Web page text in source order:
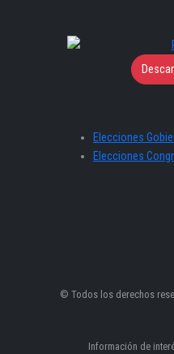
Elecciones
Elecciones
© Todos los derechos
Información de